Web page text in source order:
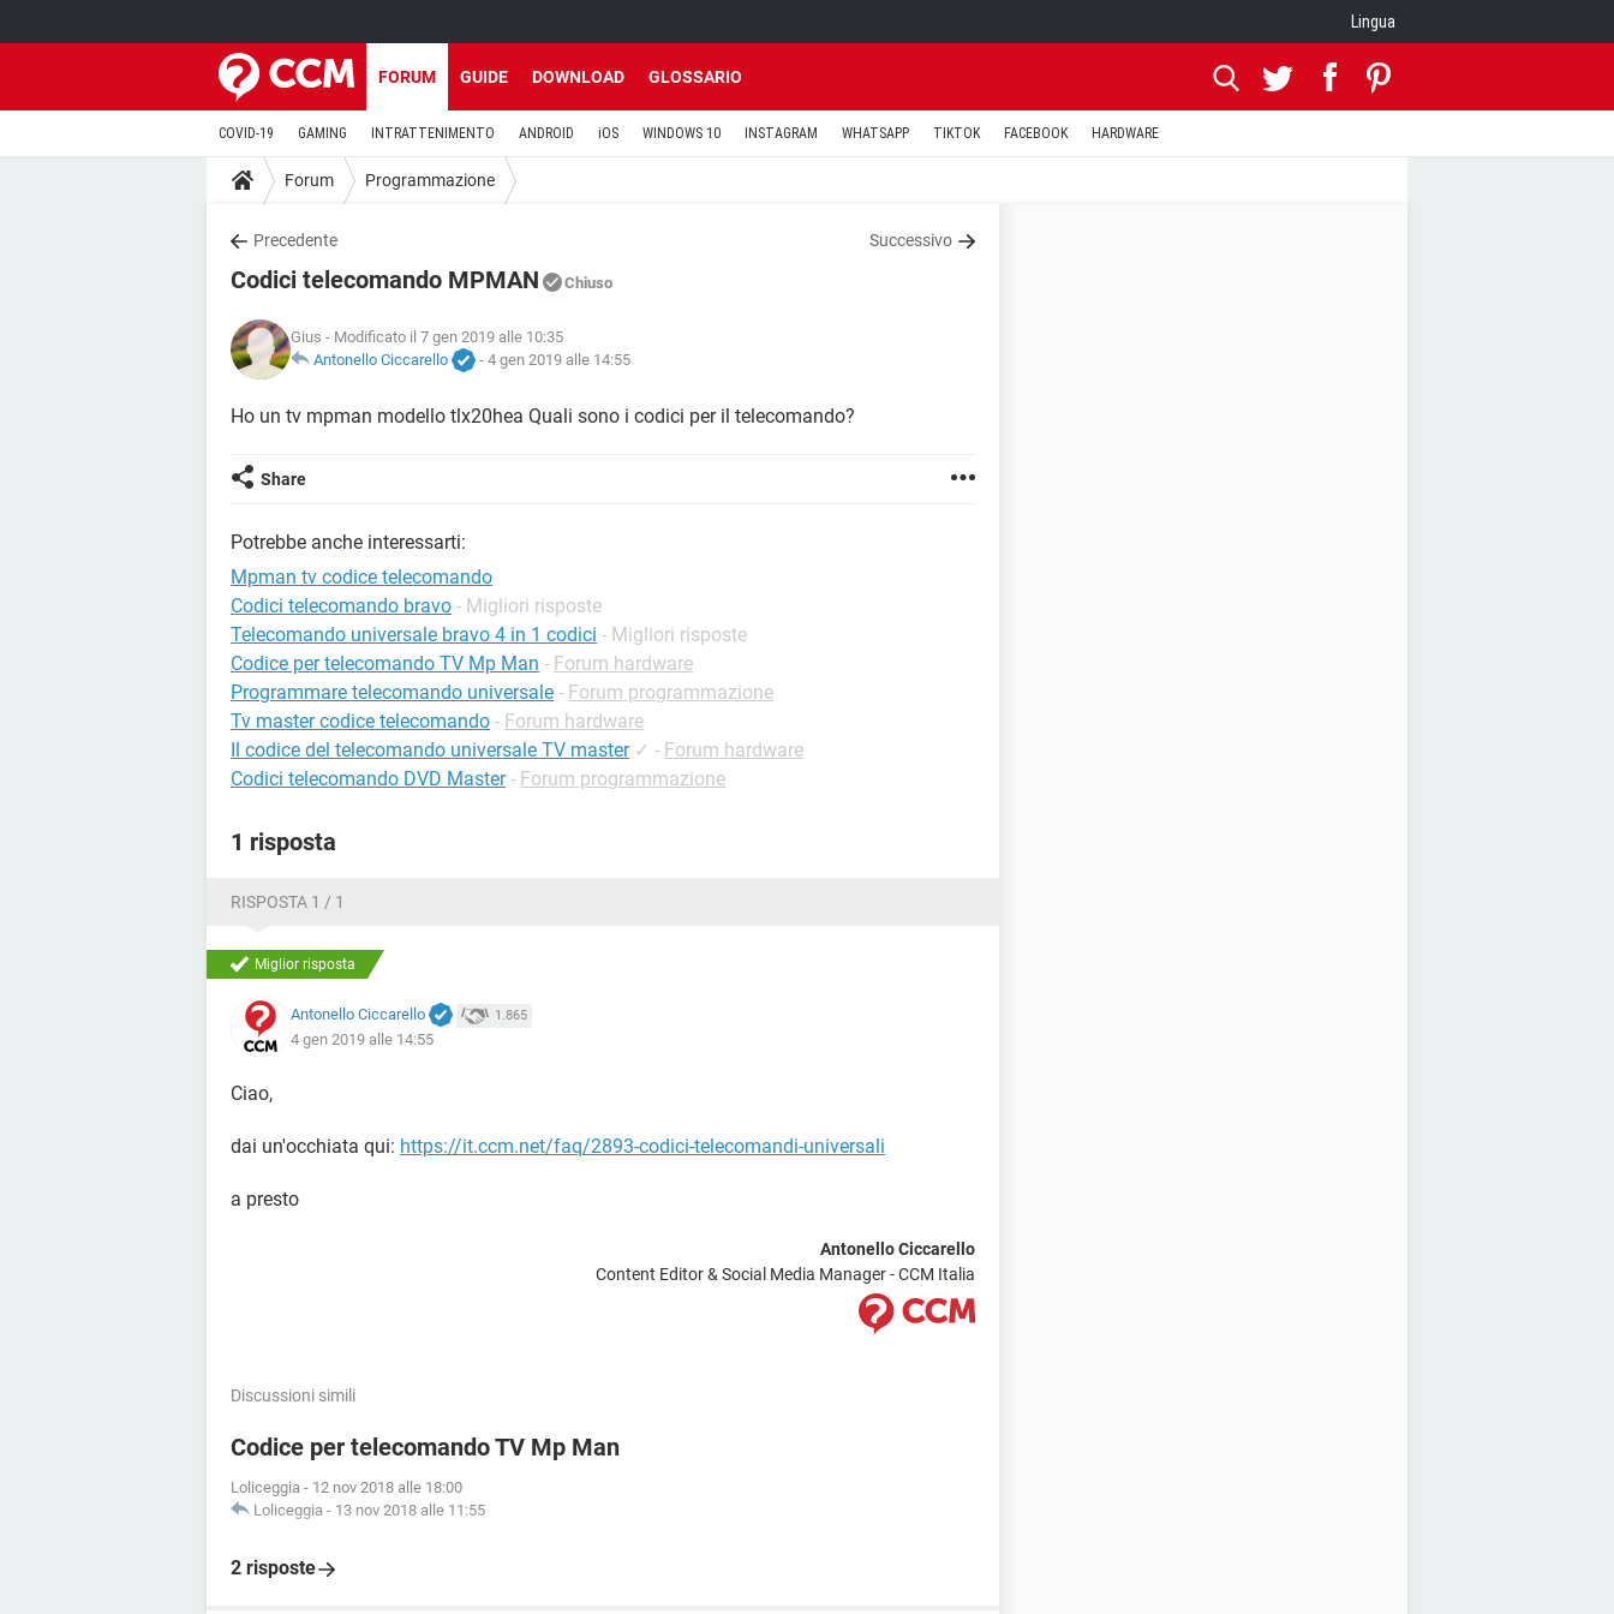
Lingua
FORUM GUIDE DOWNLOAD GLOSSARIO
COVID-19 GAMING INTRATTENIMENTO ANDROID iOS WINDOWS 10 INSTAGRAM WHATSAPP TIKTOK FACEBOOK HARDWARE
Forum Programmazione
Precedente Successivo
Codici telecomando MPMAN Chiuso
Gius - Modificato il 7 gen 2019 alle 10:35
Antonello Ciccarello
- 4 gen 2019 alle 14:55
Ho un tv mpman modello tlx20hea Quali sono i codici per il telecomando?
Share
Potrebbe anche interessarti:
Mpman tv codice telecomando
Codici telecomando bravo - Migliori risposte
Telecomando universale bravo 4 in 1 codici - Migliori risposte
Codice per telecomando TV Mp Man - Forum hardware
Programmare telecomando universale - Forum programmazione
Tv master codice telecomando - Forum hardware
Il codice del telecomando universale TV master ✓ - Forum hardware
Codici telecomando DVD Master - Forum programmazione
1 risposta
RISPOSTA 1 / 1
Miglior risposta
Antonello Ciccarello 1.865
4 gen 2019 alle 14:55
Ciao,
dai un'occhiata qui: https://it.ccm.net/faq/2893-codici-telecomandi-universali
a presto
Antonello Ciccarello
Content Editor & Social Media Manager - CCM Italia
Discussioni simili
Codice per telecomando TV Mp Man
Loliceggia - 12 nov 2018 alle 18:00
Loliceggia - 13 nov 2018 alle 11:55
2 risposte